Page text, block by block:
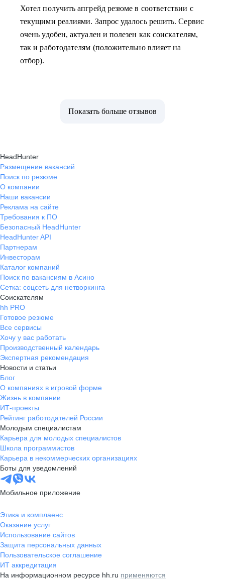
Хотел получить апгрейд резюме в соответствии с
текущими реалиями. Запрос удалось решить. Сервис
очень удобен, актуален и полезен как соискателям,
так и работодателям (положительно влияет на
отбор).
Показать больше отзывов
HeadHunter
Размещение вакансий
Поиск по резюме
О компании
Наши вакансии
Реклама на сайте
Требования к ПО
Безопасный HeadHunter
HeadHunter API
Партнерам
Инвесторам
Каталог компаний
Поиск по вакансиям в Асино
Сетка: соцсеть для нетворкинга
Соискателям
hh PRO
Готовое резюме
Все сервисы
Хочу у вас работать
Производственный календарь
Экспертная рекомендация
Новости и статьи
Блог
О компаниях в игровой форме
Жизнь в компании
ИТ-проекты
Рейтинг работодателей России
Молодым специалистам
Карьера для молодых специалистов
Школа программистов
Карьера в некоммерческих организациях
Боты для уведомлений
Мобильное приложение
Этика и комплаенс
Оказание услуг
Использование сайтов
Защита персональных данных
Пользовательское соглашение
ИТ аккредитация
На информационном ресурсе hh.ru применяются